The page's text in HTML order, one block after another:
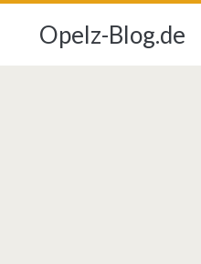
Opelz-Blog.de